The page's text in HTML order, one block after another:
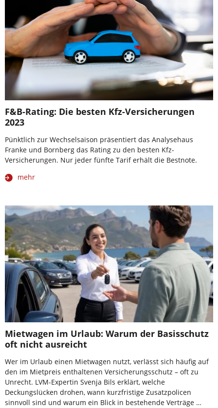
F&B-Rating: Die besten Kfz-Versicherungen
2023
Pünktlich zur Wechselsaison präsentiert das Analysehaus
Franke und Bornberg das Rating zu den besten Kfz-
Versicherungen. Nur jeder fünfte Tarif erhält die Bestnote.
mehr
Mietwagen im Urlaub: Warum der Basisschutz
oft nicht ausreicht
Wer im Urlaub einen Mietwagen nutzt, verlässt sich häufig auf
den im Mietpreis enthaltenen Versicherungsschutz – oft zu
Unrecht. LVM-Expertin Svenja Bils erklärt, welche
Deckungslücken drohen, wann kurzfristige Zusatzpolicen
sinnvoll sind und warum ein Blick in bestehende Verträge …